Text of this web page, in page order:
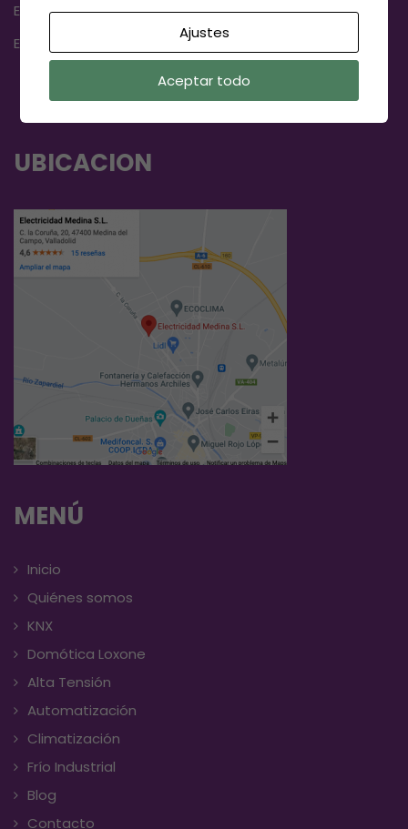
E-mail:
info@elecmedina.com
Edion:
UBICACION
MENÚ
Inicio
Quiénes somos
KNX
Domótica Loxone
Alta Tensión
Automatización
Climatización
Frío Industrial
Blog
Contacto
Ajustes
Aceptar todo